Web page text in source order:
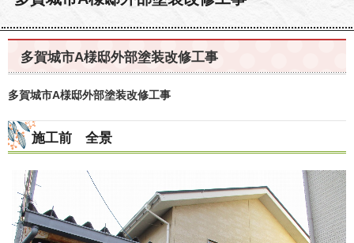
多賀城市A様邸外部塗装改修工事
多賀城市A様邸外部塗装改修工事
施工前 全景